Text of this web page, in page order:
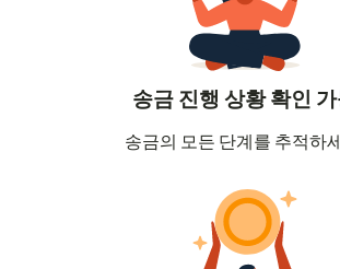
송금 진행 상황 확인
송금의 모든 단계를 추적하